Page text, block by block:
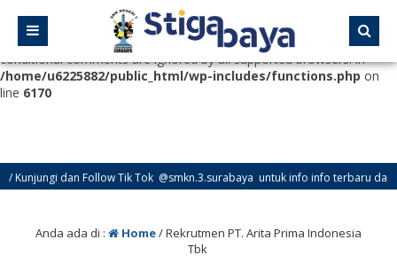
Deprecated
: Function WP_Dependencies->add_data() was called
with an argument that is
deprecated
since version 6.9.0! IE
conditional comments are ignored by all supported browsers. in
/home/u6225882/public_html/wp-includes/functions.php on
line 6170
dan Follow Tik Tok @smkn.3.surabaya untuk info info terbaru dari SMK
dan Follow Instagram @official_osissmkn3sby dan @official.smkn3sby
Anda ada di : Home/Rekrutmen PT. Arita Prima Indonesia
Tbk